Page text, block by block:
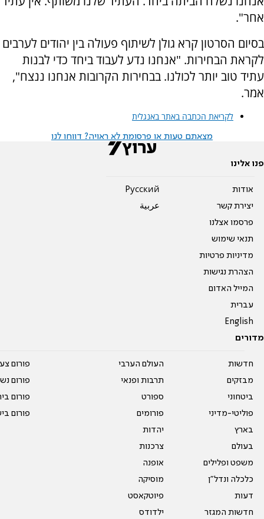
אחר".
בסיום הסרטון קרא גולן לשיתוף פעולה בין יהודים לערבים
לקראת הבחירות. "אנחנו נדע לעבוד ביחד כדי לבנות
עתיד טוב יותר לכולנו. בבחירות הקרובות אנחנו ננצח",
אמר.
לקריאת הכתבה באתר באנגלית
מצאתם טעות או פרסומת לא ראויה? דווחו לנו
פנו אלינו
אודות
יצירת קשר
פרסמו אצלנו
תנאי שימוש
מדיניות פרטיות
הצהרת נגישות
המייל האדום
עברית
English
Pусский
عربية
מדורים
חדשות
מבזקים
ביטחוני
פוליטי-מדיני
בארץ
בעולם
משפט ופלילים
כלכלה ונדל"ן
דעות
חדשות המגזר
העולם הערבי
תרבות ופנאי
ספורט
פורומים
יהדות
צרכנות
אופנה
מוסיקה
פיוטקאסט
ילדודס
פורום
פורום
פורום
פורום